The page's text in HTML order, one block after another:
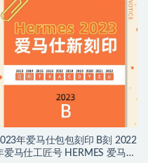
年爱马仕包包刻印 B刻 2022
爱马仕工匠号 HERMES 爱马仕